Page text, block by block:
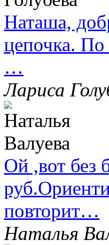
Наташа,
цепочка.
…
Лариса
Ой ,вот без
повторит…
Наталья